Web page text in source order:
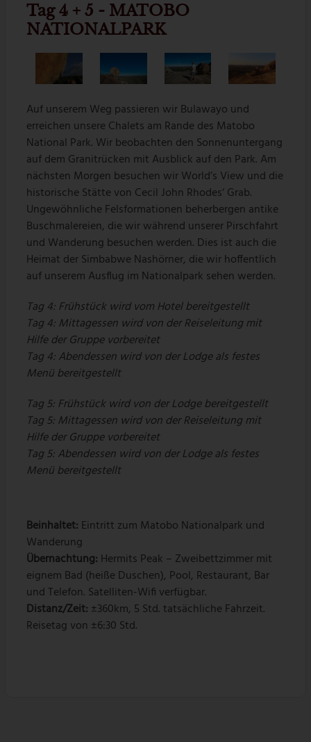
Tag 4 + 5 - MATOBO
NATIONALPARK
Auf unserem Weg passieren wir Bulawayo und
erreichen unsere Chalets am Rande des Matobo
National Park. Wir beobachten den Sonnenuntergang
auf dem Granitrücken mit Ausblick auf den Park. Am
nächsten Morgen besuchen wir World’s View und die
historische Stätte von Cecil John Rhodes‘ Grab.
Ungewöhnliche Felsformationen beherbergen antike
Buschmalereien, die wir während unserer Pirschfahrt
und Wanderung besuchen werden. Dies ist auch die
Heimat der Simbabwe Nashörner, die wir hoffentlich
auf unserem Ausflug im Nationalpark sehen werden.
Tag 4:Frühstück wird vom Hotel bereitgestellt
Tag 4: Mittagessen wird von der Reiseleitung mit
Hilfe der Gruppe vorbereitet
Tag 4: Abendessen wird von der Lodge als festes
Menü bereitgestellt
Tag 5: Frühstück wird von der Lodge bereitgestellt
Tag 5: Mittagessen wird von der Reiseleitung mit
Hilfe der Gruppe vorbereitet
Tag 5: Abendessen wird von der Lodge als festes
Menü bereitgestellt
Beinhaltet: Eintritt zum Matobo Nationalpark und
Wanderung
Übernachtung: Hermits Peak – Zweibettzimmer mit
eignem Bad (heiße Duschen), Pool, Restaurant, Bar
und Telefon. Satelliten-Wifi verfügbar.
Distanz/Zeit: ±360km, 5 Std. tatsächliche Fahrzeit.
Reisetag von ±6:30 Std.